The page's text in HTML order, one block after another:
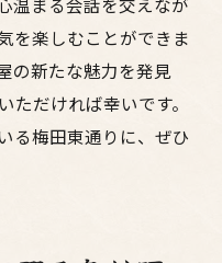
を楽しむことができま
の新たな魅力を発見
ただければ幸いです。
る梅田東通りに、ぜひ